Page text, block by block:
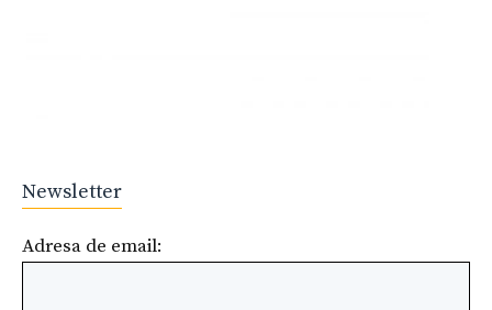
Newsletter
Adresa de email: